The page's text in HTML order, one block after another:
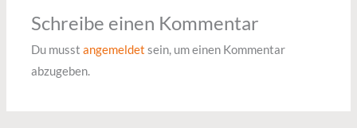
Schreibe einen Kommentar
Du musstangemeldet sein, um einen Kommentar
abzugeben.